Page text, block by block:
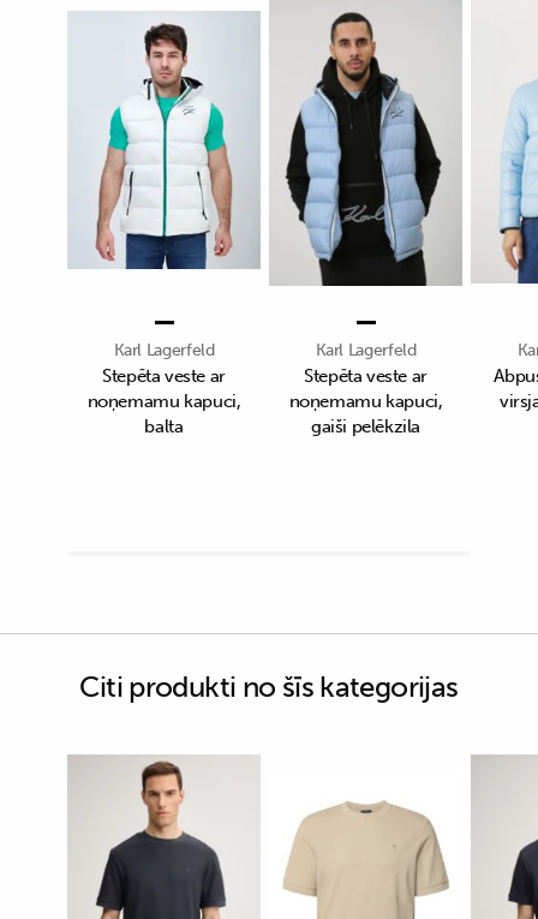
Karl Lagerfeld
Stepēta veste ar
noņemamu kapuci,
balta
Karl Lagerfeld
Stepēta veste ar
noņemamu kapuci,
gaiši pelēkzila
Citi produkti no šīs kategorijas